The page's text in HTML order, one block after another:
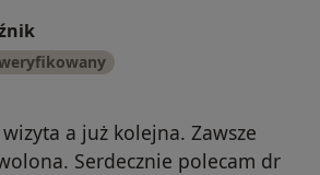
a już kolejna. Zawsze
Serdecznie polecam dr